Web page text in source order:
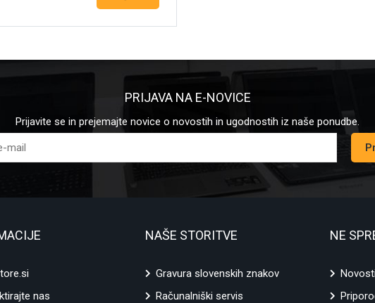
PRIJAVA NA E-NOVICE
Prijavite se in prejemajte novice o novostih in ugodnostih iz naše ponudbe.
nas
NAŠE STORITVE
Gravura slovenskih znakov
Računalniški servis
NE